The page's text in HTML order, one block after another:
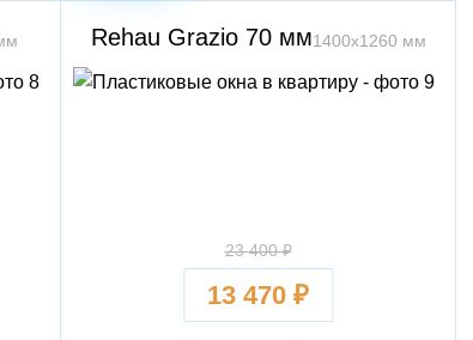
Rehau Grazio 70 мм1400х1260 мм
23 400 ₽
13 470 ₽